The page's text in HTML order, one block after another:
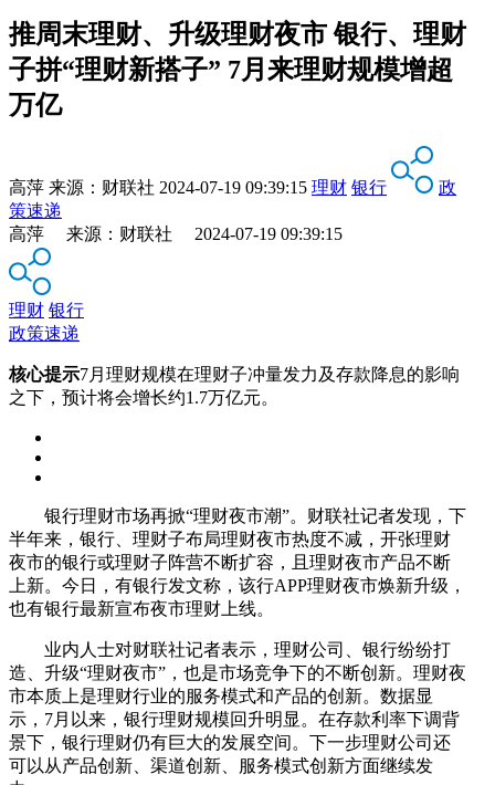
推周末理财、升级理财夜市 银行、理财
子拼“理财新搭子” 7月来理财规模增超
万亿
高萍 来源： 财联社 2024-07-19 09:39:15 理财 银行
政
策速递
高萍 来源：财联社 2024-07-19 09:39:15
理财 银行
政策速递
核心提示7月理财规模在理财子冲量发力及存款降息的影响
之下，预计将会增长约1.7万亿元。
银行理财市场再掀“理财夜市潮”。财联社记者发现，下
半年来，银行、理财子布局理财夜市热度不减，开张理财
夜市的银行或理财子阵营不断扩容，且理财夜市产品不断
上新。今日，有银行发文称，该行APP理财夜市焕新升级，
也有银行最新宣布夜市理财上线。
业内人士对财联社记者表示，理财公司、银行纷纷打
造、升级“理财夜市”，也是市场竞争下的不断创新。理财夜
市本质上是理财行业的服务模式和产品的创新。数据显
示，7月以来，银行理财规模回升明显。在存款利率下调背
景下，银行理财仍有巨大的发展空间。下一步理财公司还
可以从产品创新、渠道创新、服务模式创新方面继续发